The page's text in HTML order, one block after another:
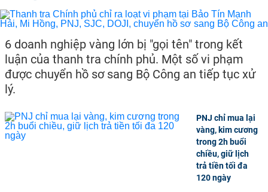
6 doanh nghiệp vàng lớn bị "gọi tên" trong kết
luận của thanh tra chính phủ. Một số vi phạm
được chuyển hồ sơ sang Bộ Công an tiếp tục xử
lý.
PNJ chỉ mua lại
vàng, kim cương
trong 2h buổi
chiều, giữ lịch
trả tiền tối đa
120 ngày